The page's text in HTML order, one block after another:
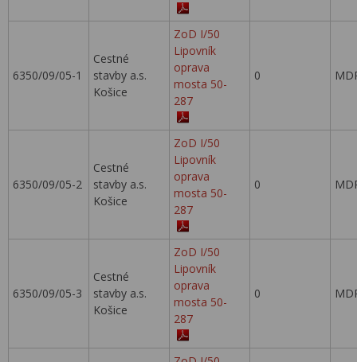
6350/09/05-1
Cestné
stavby a.s.
Košice
ZoD I/50
Lipovník
oprava
mosta 50-
287
0
6350/09/05-2
Cestné
stavby a.s.
Košice
ZoD I/50
Lipovník
oprava
mosta 50-
287
0
6350/09/05-3
Cestné
stavby a.s.
Košice
ZoD I/50
Lipovník
oprava
mosta 50-
287
0